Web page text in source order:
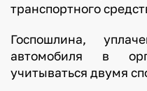
транспортного
Госпошлина,
автомобиля в
учитываться двумя